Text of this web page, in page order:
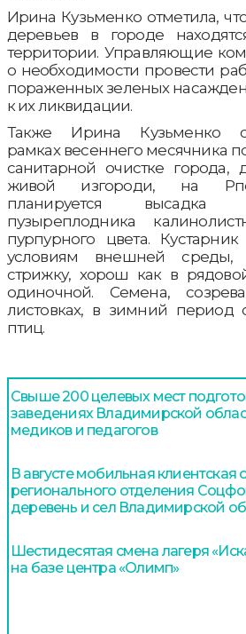
Ирина Кузьменко отметила,
деревьев в городе
территории. Управляющие
о необходимости провести
пораженных зеленых
к их ликвидации.
Также Ирина Кузьменко
рамках весеннего месячника
санитарной очистке города,
живой изгороди, на
планируется высадка
пузыреплодника
пурпурного цвета.
условиям внешней среды,
стрижку, хорош как в
одиночной. Семена,
листовках, в зимний период
птиц.
Свыше 200 целевых мест
заведениях Владимирской
медиков и педагогов
В августе мобильная клиентская
регионального отделения
деревень и сел Владимирской
Шестидесятая смена лагеря
на базе центра «Олимп»